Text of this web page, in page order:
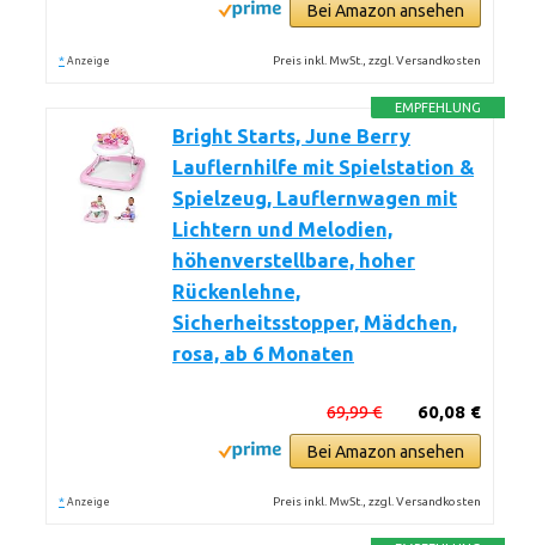
Bei Amazon ansehen
* Anzeige Preis inkl. MwSt., zzgl. Versandkosten
EMPFEHLUNG
Bright Starts, June Berry
Lauflernhilfe mit Spielstation &
Spielzeug, Lauflernwagen mit
Lichtern und Melodien,
höhenverstellbare, hoher
Rückenlehne,
Sicherheitsstopper, Mädchen,
rosa, ab 6 Monaten
60,08 €
69,99 €
Bei Amazon ansehen
* Anzeige Preis inkl. MwSt., zzgl. Versandkosten